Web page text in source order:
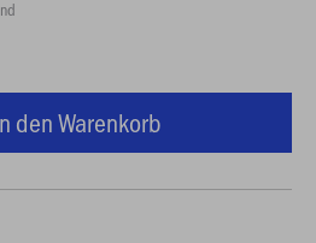
den Warenkorb